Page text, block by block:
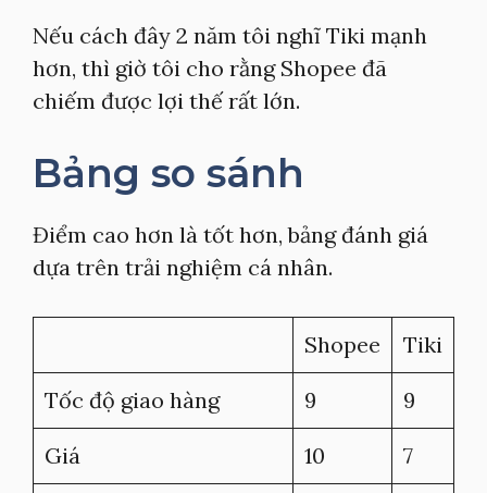
Nếu cách đây 2 năm tôi nghĩ Tiki mạnh
hơn, thì giờ tôi cho rằng Shopee đã
chiếm được lợi thế rất lớn.
Bảng so sánh
Điểm cao hơn là tốt hơn, bảng đánh giá
dựa trên trải nghiệm cá nhân.
Shopee Tiki
Tốc độ giao hàng 9 9
Giá 10 7